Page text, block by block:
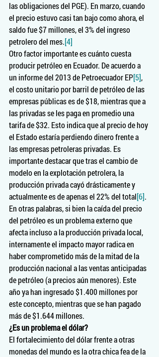
las obligaciones del PGE). En marzo, cuando
el precio estuvo casi tan bajo como ahora, el
saldo fue $7 millones, el 3% del ingreso
petrolero del mes.[4]
Otro factor importante es cuánto cuesta
producir petróleo en Ecuador. De acuerdo a
un informe del 2013 de Petroecuador EP[5],
el costo unitario por barril de petróleo de las
empresas públicas es de $18, mientras que a
las privadas se les paga en promedio una
tarifa de $32. Esto indica que al precio de hoy
el Estado estaría perdiendo dinero frente a
las empresas petroleras privadas. Es
importante destacar que tras el cambio de
modelo en la explotación petrolera, la
producción privada cayó drásticamente y
actualmente es de apenas el 22% del total[6].
En otras palabras, si bien la caída del precio
del petróleo es un problema externo que
afecta incluso a la producción privada local,
internamente el impacto mayor radica en
haber comprometido más de la mitad de la
producción nacional a las ventas anticipadas
de petróleo (a precios aún menores). Este
año ya han ingresado $1.400 millones por
este concepto, mientras que se han pagado
más de $1.644 millones.
¿Es un problema el dólar?
El fortalecimiento del dólar frente a otras
monedas del mundo es la otra chica fea de la